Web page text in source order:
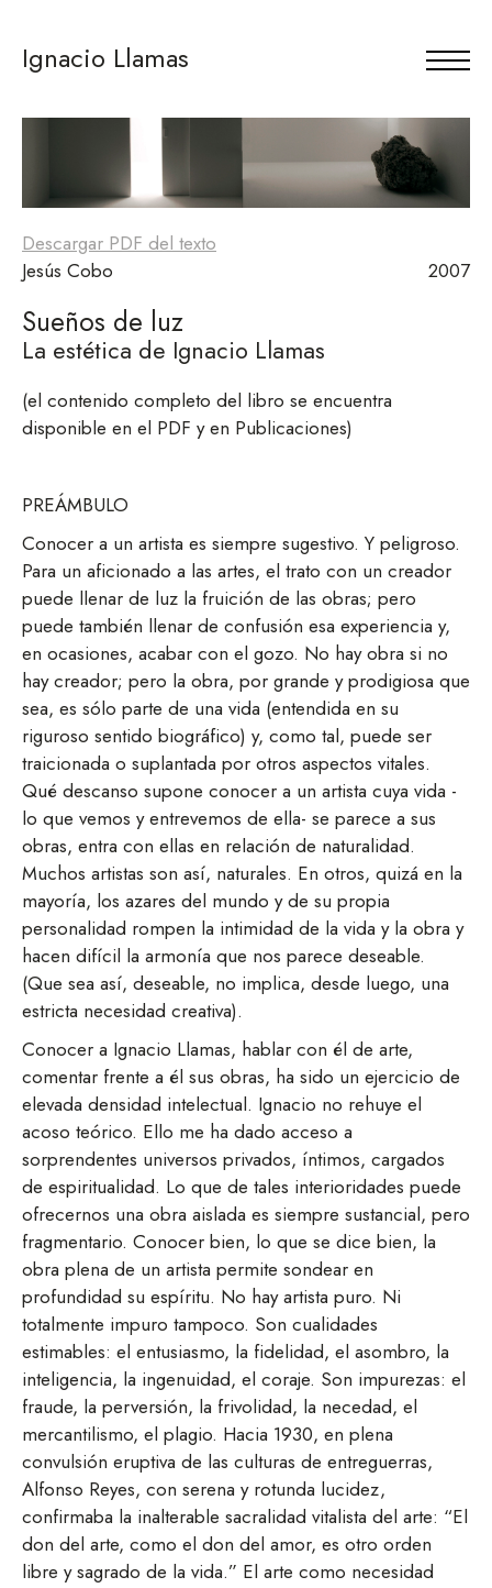
Ignacio Llamas
Jesús Cobo 2007
Descargar PDF del texto
Sueños de luz
La estética de Ignacio Llamas
(el contenido completo del libro se encuentra
disponible en el PDF y en Publicaciones)
PREÁMBULO
Conocer a un artista es siempre sugestivo. Y peligroso.
Para un aficionado a las artes, el trato con un creador
puede llenar de luz la fruición de las obras; pero
puede también llenar de confusión esa experiencia y,
en ocasiones, acabar con el gozo. No hay obra si no
hay creador; pero la obra, por grande y prodigiosa que
sea, es sólo parte de una vida (entendida en su
riguroso sentido biográfico) y, como tal, puede ser
traicionada o suplantada por otros aspectos vitales.
Qué descanso supone conocer a un artista cuya vida -
lo que vemos y entrevemos de ella- se parece a sus
obras, entra con ellas en relación de naturalidad.
Muchos artistas son así, naturales. En otros, quizá en la
mayoría, los azares del mundo y de su propia
personalidad rompen la intimidad de la vida y la obra y
hacen difícil la armonía que nos parece deseable.
(Que sea así, deseable, no implica, desde luego, una
estricta necesidad creativa).
Conocer a Ignacio Llamas, hablar con él de arte,
comentar frente a él sus obras, ha sido un ejercicio de
elevada densidad intelectual. Ignacio no rehuye el
acoso teórico. Ello me ha dado acceso a
sorprendentes universos privados, íntimos, cargados
de espiritualidad. Lo que de tales interioridades puede
ofrecernos una obra aislada es siempre sustancial, pero
fragmentario. Conocer bien, lo que se dice bien, la
obra plena de un artista permite sondear en
profundidad su espíritu. No hay artista puro. Ni
totalmente impuro tampoco. Son cualidades
estimables: el entusiasmo, la fidelidad, el asombro, la
inteligencia, la ingenuidad, el coraje. Son impurezas: el
fraude, la perversión, la frivolidad, la necedad, el
mercantilismo, el plagio. Hacia 1930, en plena
convulsión eruptiva de las culturas de entreguerras,
Alfonso Reyes, con serena y rotunda lucidez,
confirmaba la inalterable sacralidad vitalista del arte: “El
don del arte, como el don del amor, es otro orden
libre y sagrado de la vida.” El arte como necesidad